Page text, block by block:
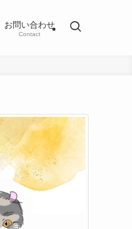
お問い合わせ
Contact